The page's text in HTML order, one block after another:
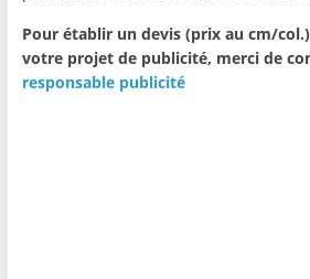
Pour établir un devis (prix au cm/
votre projet de publicité, merci de
responsable publicité